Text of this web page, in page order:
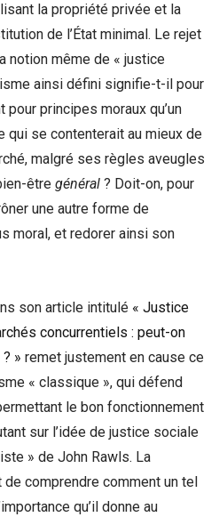
la propriété privée et la
de l’État minimal. Le rejet
notion même de « justice
ainsi défini signifie-t-il pour
pour principes moraux qu’un
qui se contenterait au mieux de
malgré ses règles aveugles
être général ? Doit-on, pour
une autre forme de
moral, et redorer ainsi son
son article intitulé « Justice
concurrentiels : peut-on
» remet justement en cause ce
« classique », qui défend
le bon fonctionnement
sur l’idée de justice sociale
» de John Rawls. La
comprendre comment un tel
qu’il donne au